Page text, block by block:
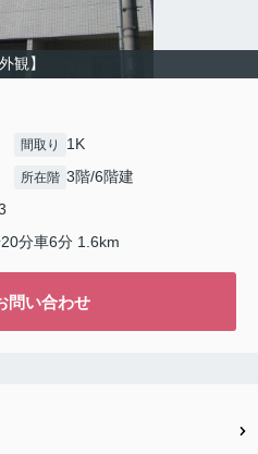
外観】
間取り 1K
所在階 3階/6階建
20分車6分 1.6km
問い合わせ